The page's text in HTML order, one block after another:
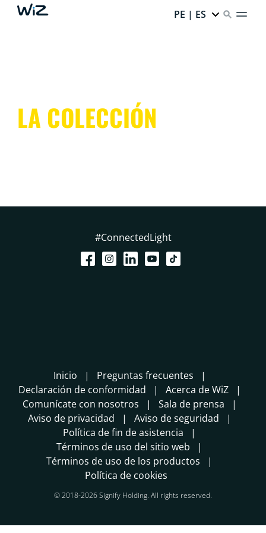
PE | ES
LA COLECCIÓN
#ConnectedLight
Inicio
Preguntas frecuentes
Declaración de conformidad
Acerca de WiZ
Comunícate con nosotros
Sala de prensa
Aviso de privacidad
Aviso de seguridad
Política de fin de asistencia
Términos de uso del sitio web
Términos de uso de los productos
Política de cookies
© 2018-2026 Signify Holding. All rights reserved.